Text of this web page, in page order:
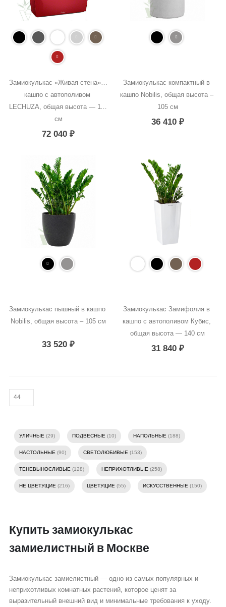
Замиокулькас «Живая стена» в
кашпо с автополивом
LECHUZA, общая высота — 110
см
72 040₽
Замиокулькас компактный в
кашпо Nobilis, общая высота –
105 см
36 410 ₽
Замиокулькас пышный в кашпо
Nobilis, общая высота – 105 см
33 520₽
Замиокулькас Замифолия в
кашпо с автополивом Кубис,
общая высота — 140 см
31 840 ₽
УЛИЧНЫЕ (29) ПОДВЕСНЫЕ (10) НАПОЛЬНЫЕ (188)
НАСТОЛЬНЫЕ (90) СВЕТОЛЮБИВЫЕ (153)
ТЕНЕВЫНОСЛИВЫЕ (128) НЕПРИХОТЛИВЫЕ (258)
НЕ ЦВЕТУЩИЕ (216) ЦВЕТУЩИЕ (55) ИСКУССТВЕННЫЕ (150)
Купить замиокулькас
замиелистный в Москве
Замиокулькас замиелистный — одно из самых популярных и
неприхотливых комнатных растений, которое ценят за
выразительный внешний вид и минимальные требования к уходу.